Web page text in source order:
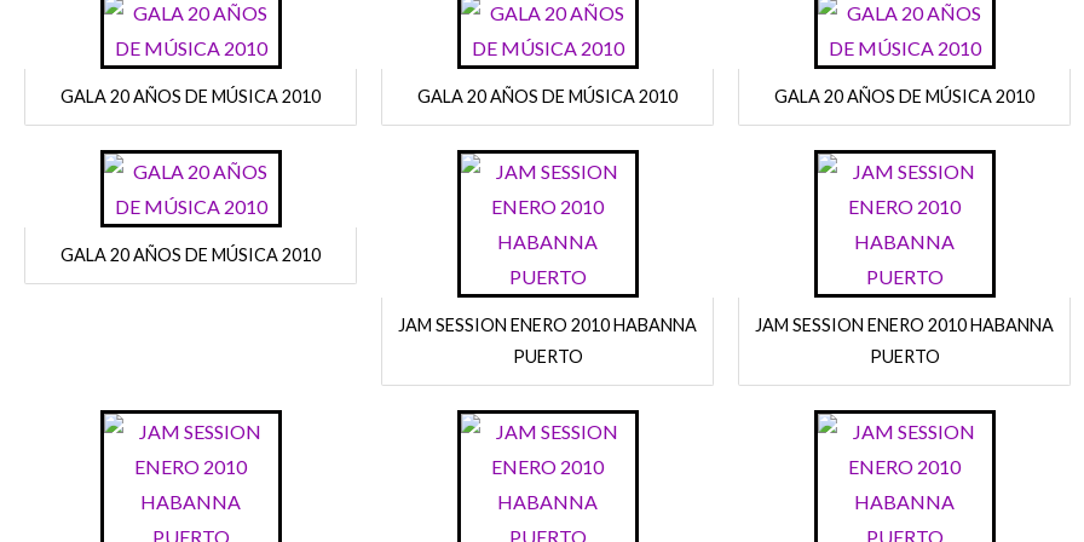
GALA 20 AÑOS DE MÚSICA 2010 GALA 20 AÑOS DE MÚSICA 2010 GALA 20 AÑOS DE MÚSICA 2010
GALA 20 AÑOS DE MÚSICA 2010
JAM SESSION ENERO 2010 HABANNA
PUERTO
JAM SESSION ENERO 2010 HABANNA
PUERTO